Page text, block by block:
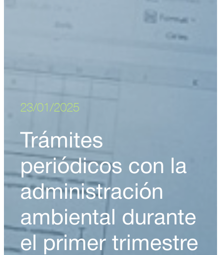
23/01/2025
Trámites
periódicos con la
administración
ambiental durante
el primer trimestre